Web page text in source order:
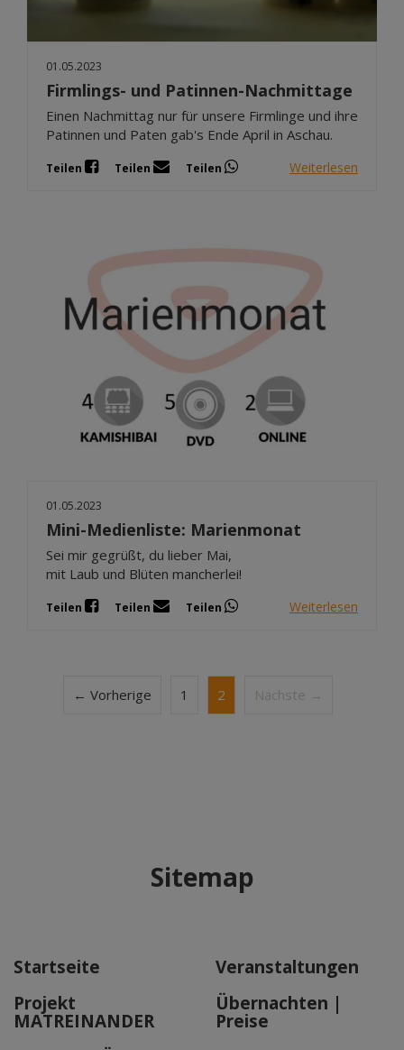
01.05.2023
Firmlings- und Patinnen-Nachmittage
Einen Nachmittag nur für unsere Firmlinge und ihre
Patinnen und Paten gab's Ende April in Aschau.
Teilen Teilen Teilen Weiterlesen
01.05.2023
Mini-Medienliste: Marienmonat
Sei mir gegrüßt, du lieber Mai,
mit Laub und Blüten mancherlei!
Teilen Teilen Teilen Weiterlesen
← Vorherige 1 2 Nächste →
Sitemap
Startseite
Veranstaltungen
Projekt
MATREINANDER
Übernachten |
Preise